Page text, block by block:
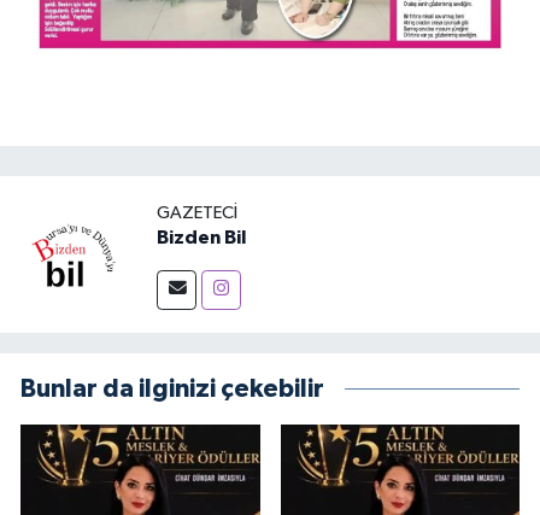
GAZETECI
Bizden Bil
Bunlar da ilginizi çekebilir